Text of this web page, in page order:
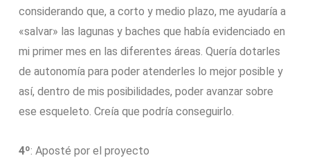
considerando que, a corto y medio plazo, me ayudaría a
«salvar» las lagunas y baches que había evidenciado en
mi primer mes en las diferentes áreas. Quería dotarles
de autonomía para poder atenderles lo mejor posible y
así, dentro de mis posibilidades, poder avanzar sobre
ese esqueleto. Creía que podría conseguirlo.
4º: Aposté por el proyecto